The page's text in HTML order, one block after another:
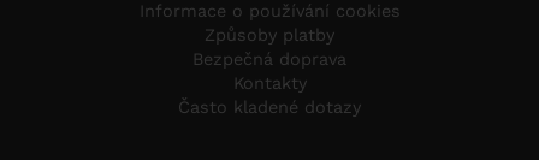
Informace o používání cookies
Způsoby platby
Bezpečná doprava
Kontakty
Často kladené dotazy